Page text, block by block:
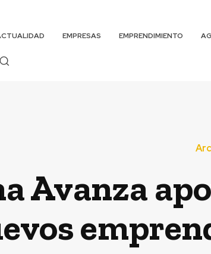
EMPRESAS EMPRENDIMIENTO
Avanza